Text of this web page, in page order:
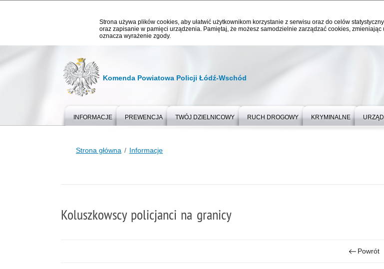
Strona używa plików cookies, aby ułatwić użytkownikom korzystanie z serwisu oraz do celów
oraz zapisanie w pamięci urządzenia. Pamiętaj, że możesz samodzielnie zarządzać cookies,
oznacza wyrażenie zgody.
Komenda Powiatowa Policji Łódź-Wschód
INFORMACJE PREWENCJA TWÓJ DZIELNICOWY RUCH DROGOWY KRYMINALNE URZĄD
Strona główna Informacje
Koluszkowscy policjanci na granicy
Powrót